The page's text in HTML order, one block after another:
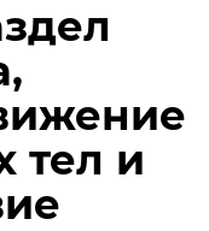
тел и